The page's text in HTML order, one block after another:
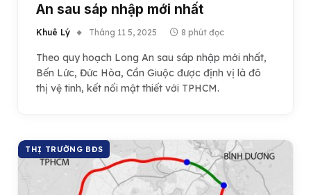
An sau sáp nhập mới nhất
Khuê Lý Tháng 11 5, 2025 8 phút đọc
Theo quy hoạch Long An sau sáp nhập mới nhất,
Bến Lức, Đức Hòa, Cần Giuộc được định vị là đô
thị vệ tinh, kết nối mật thiết với TPHCM.
THỊ TRƯỜNG BĐS